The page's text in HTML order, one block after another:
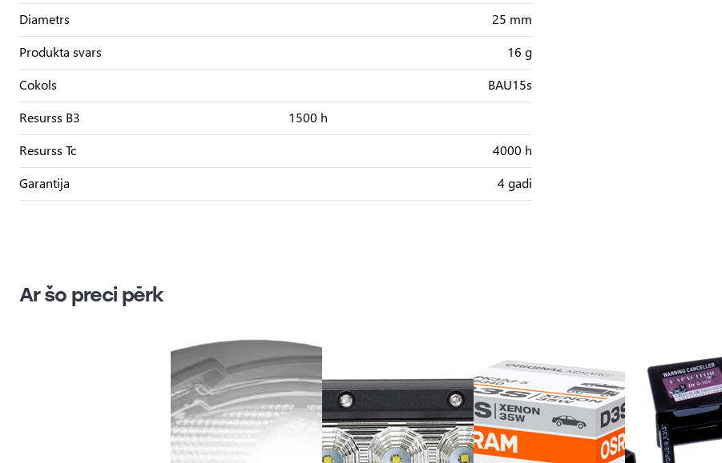
Diametrs
25 mm
Produkta svars
16 g
Cokols
BAU15s
Resurss B3
1500 h
Resurss Tc
4000 h
Garantija
4 gadi
Ar šo preci pērk